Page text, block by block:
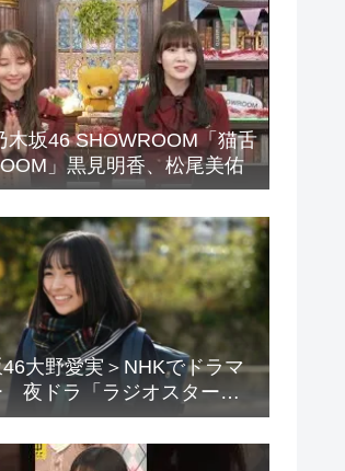
木坂46 SHOWROOM「猫舌
」黒見明香、松尾美佑
大野愛実＞NHKでドラマ
夜ドラ「ラジオスター」
わいさハンパない」「演
ん！」の声